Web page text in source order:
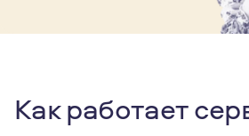
Как работает